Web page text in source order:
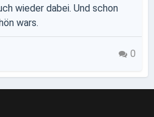
wieder dabei. Und schon
wars.
0